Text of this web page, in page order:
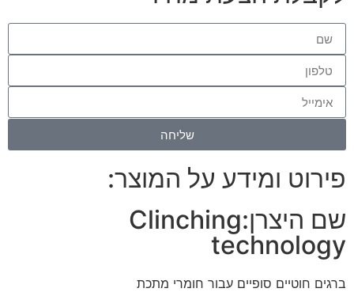
פירוט ומידע על המוצר:
שם היצרן:Clinching
technology
ברגים חוטיים סופיים עבור חומרי מתכת
שליחה